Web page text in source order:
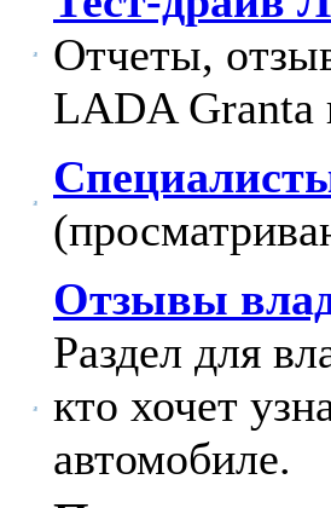
Отчеты,
LADA Granta
Отзывы
Раздел для
кто хочет
автомобиле.